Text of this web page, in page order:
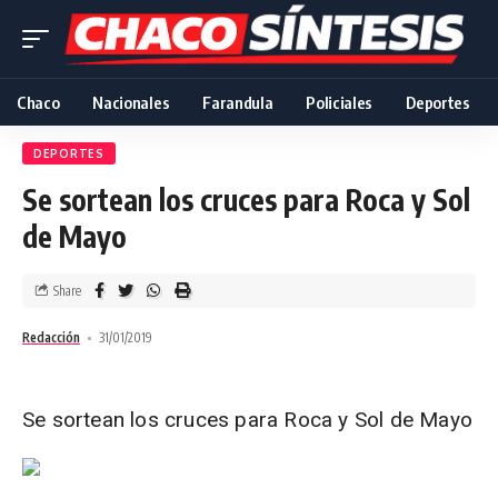
Chaco Nacionales Farandula Policiales Deportes
DEPORTES
Se sortean los cruces para Roca y Sol
de Mayo
Redacción 31/01/2019
Share
Se sortean los cruces para Roca y Sol de Mayo